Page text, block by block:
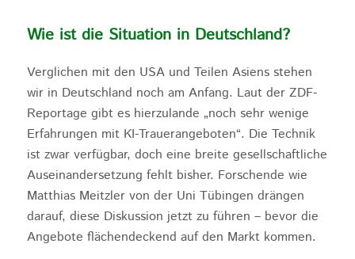
Wie ist die Situation in Deutschland?
Verglichen mit den USA und Teilen Asiens stehen
wir in Deutschland noch am Anfang. Laut der ZDF-
Reportage gibt es hierzulande „noch sehr wenige
Erfahrungen mit KI-Trauerangeboten“. Die Technik
ist zwar verfügbar, doch eine breite gesellschaftliche
Auseinandersetzung fehlt bisher. Forschende wie
Matthias Meitzler von der Uni Tübingen drängen
darauf, diese Diskussion jetzt zu führen – bevor die
Angebote flächendeckend auf den Markt kommen.